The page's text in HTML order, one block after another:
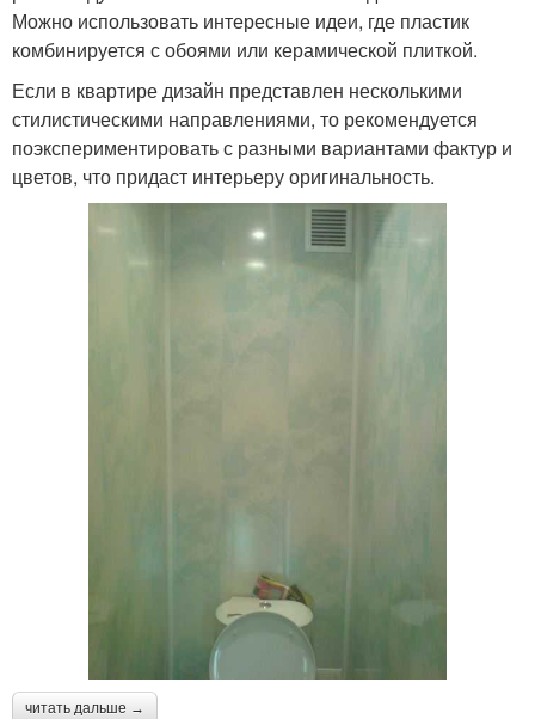
Можно использовать интересные идеи, где пластик
комбинируется с обоями или керамической плиткой.
Если в квартире дизайн представлен несколькими
стилистическими направлениями, то рекомендуется
поэкспериментировать с разными вариантами фактур и
цветов, что придаст интерьеру оригинальность.
читать дальше →